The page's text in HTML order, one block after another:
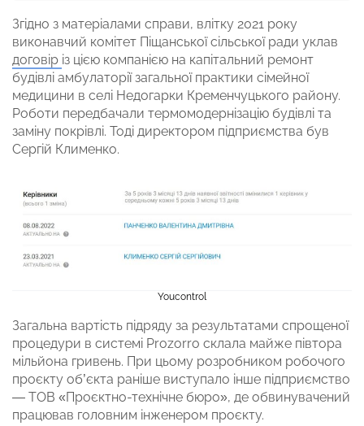
Згідно з матеріалами справи, влітку 2021 року
виконавчий комітет Піщанської сільської ради уклав
договір із цією компанією на капітальний ремонт
будівлі амбулаторії загальної практики сімейної
медицини в селі Недогарки Кременчуцького району.
Роботи передбачали термомодернізацію будівлі та
заміну покрівлі. Тоді директором підприємства був
Сергій Клименко.
Youcontrol
Загальна вартість підряду за результатами спрощеної
процедури в системі Prozorro склала майже півтора
мільйона гривень. При цьому розробником робочого
проєкту об’єкта раніше виступало інше підприємство
— ТОВ «Проєктно-технічне бюро», де обвинувачений
працював головним інженером проєкту.